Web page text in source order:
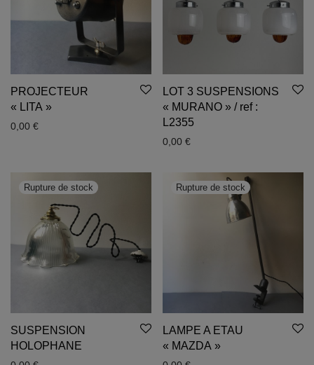
PROJECTEUR
« LITA »
0,00 €
LOT 3 SUSPENSIONS
« MURANO » / ref :
L2355
0,00 €
SUSPENSION
HOLOPHANE
LAMPE A ETAU
« MAZDA »